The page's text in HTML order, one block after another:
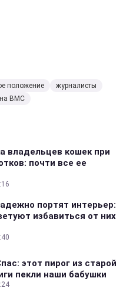
положение
журналисты
ВМС
владельцев кошек при
почти все ее
портят интерьер:
избавиться от них
этот пирог из старой
пекли наши бабушки